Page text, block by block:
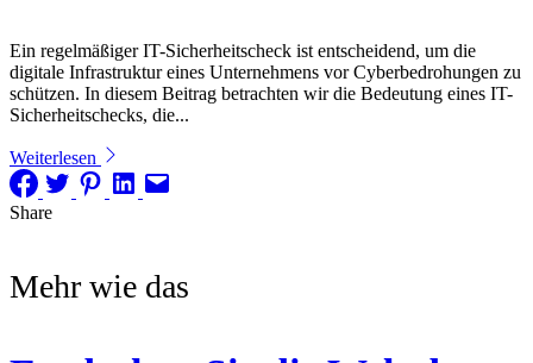
Ein regelmäßiger IT-Sicherheitscheck ist entscheidend, um die
digitale Infrastruktur eines Unternehmens vor Cyberbedrohungen zu
schützen. In diesem Beitrag betrachten wir die Bedeutung eines IT-
Sicherheitschecks, die...
Weiterlesen
Share
Mehr wie das